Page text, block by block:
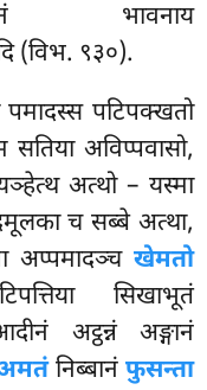
भावनाय
(विभ. ९३०).
पटिपक्खतो
सतिया अविप्पवासो,
अत्थो – यस्मा
च सब्बे अत्था,
अप्पमादञ्च खेमतो
सिखाभूतं
अट्ठन्नं अङ्गानं
निब्बानं फुसन्ता